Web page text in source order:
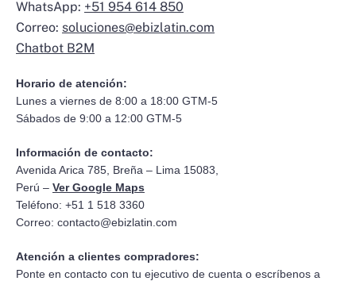
WhatsApp: +51 954 614 850
Correo: soluciones@ebizlatin.com
Chatbot B2M
Horario de atención:
Lunes a viernes de 8:00 a 18:00 GTM-5
Sábados de 9:00 a 12:00 GTM-5
Información de contacto:
Avenida Arica 785, Breña – Lima 15083,
Perú – Ver Google Maps
Teléfono: +51 1 518 3360
Correo: contacto@ebizlatin.com
Atención a clientes compradores:
Ponte en contacto con tu ejecutivo de cuenta o escríbenos a